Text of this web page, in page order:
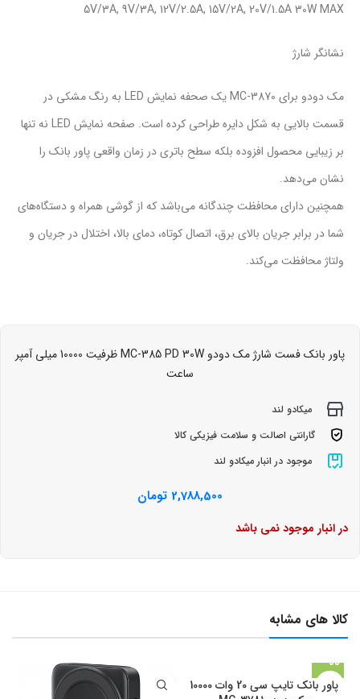
5V/3A, 9V/3A, 12V/2.5A, 15V/2A, 20V/1.5A 30W MAX
نشانگر شارژ
مک دودو برای MC-3870 یک صحفه نمایش LED به رنگ مشکی در
قسمت بالایی به شکل دایره طراحی کرده است. صفحه نمایش LED نه تنها
بر زیبایی محصول افزوده بلکه سطح باتری در زمان واقعی پاور بانک را
نشان می‌دهد.
همچنین دارای محافظت چندگانه می‌باشد که از گوشی همراه و دستگاه‌های
شما در برابر جریان بالای برق، اتصال کوتاه، دمای بالا، اختلال در جریان و
ولتاژ محافظت می‌کند.
پاور بانک فست شارژ مک دودو MC-385 PD 30W ظرفیت 10000 میلی آمپر
ساعت
میکادو لند
گارانتی اصالت و سلامت فیزیکی کالا
موجود در انبار میکادو لند
2,788,500 تومان
در انبار موجود نمی باشد
کالا های مشابه
پاور بانک تایپ سی 20 وات 10000